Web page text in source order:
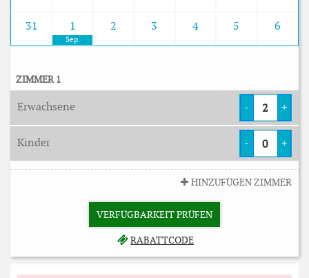
31 1
Sep.
2 3 4 5 6
ZIMMER 1
Erwachsene - +
Kinder - +
HINZUFÜGEN ZIMMER
VERFÜGBARKEIT PRÜFEN
RABATTCODE